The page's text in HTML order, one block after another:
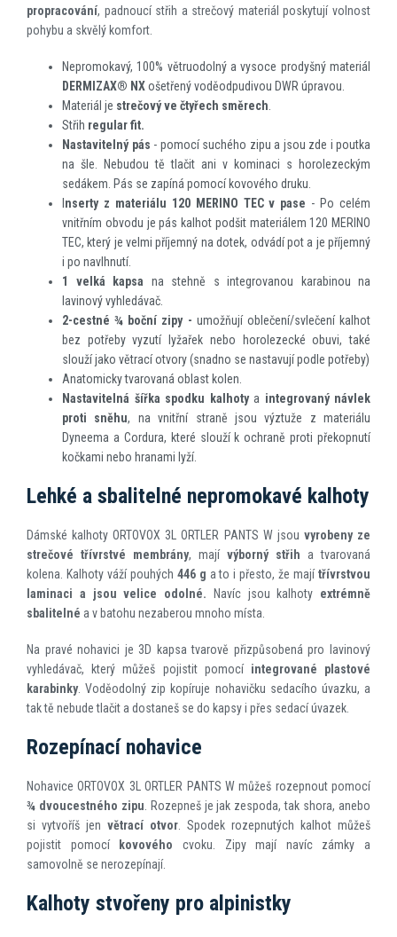
propracování, padnoucí střih a strečový materiál poskytují volnost
pohybu a skvělý komfort.
Nepromokavý, 100% větruodolný a vysoce prodyšný materiál
DERMIZAX® NXošetřený voděodpudivou DWR úpravou.
Materiál je strečový ve čtyřech směrech.
Střih regular fit.
Nastavitelný pás - pomocí suchého zipu a jsou zde i poutka
na šle. Nebudou tě ​​tlačit ani v kominaci s horolezeckým
sedákem. Pás se zapíná pomocí kovového druku.
nserty z materiálu 120 MERINO TEC v pase - Po celém
vnitřním obvodu je pás kalhot podšit materiálem 120 MERINO
TEC, který je velmi příjemný na dotek, odvádí pot a je příjemný
i po navlhnutí.
1 velká kapsa na stehně s integrovanou karabinou na
lavinový vyhledávač.
2-cestné ¾ boční zipy - umožňují oblečení/svlečení kalhot
bez potřeby vyzutí lyžařek nebo horolezecké obuvi, také
slouží jako větrací otvory (snadno se nastavují podle potřeby)
Anatomicky tvarovaná oblast kolen.
Nastavitelná šířka spodku kalhoty a integrovaný návlek
proti sněhu, na vnitřní straně jsou výztuže z materiálu
Dyneema a Cordura, které slouží k ochraně proti překopnutí
kočkami nebo hranami lyží.
Lehké a sbalitelné nepromokavé kalhoty
Dámské kalhoty ORTOVOX 3L ORTLER PANTS W jsou vyrobeny ze
strečové třívrstvé membrány, mají výborný střih a tvarovaná
kolena. Kalhoty váží pouhých 446 g a to i přesto, že majítřívrstvou
laminaci a jsou velice odolné. Navíc jsou kalhoty extrémně
sbalitelné a v batohu nezaberou mnoho místa.
Na pravé nohavici je 3D kapsa tvarově přizpůsobená pro lavinový
vyhledávač, který můžeš pojistit pomocí integrované plastové
karabinky. Voděodolný zip kopíruje nohavičku sedacího úvazku, a
tak tě nebude tlačit a dostaneš se do kapsy i přes sedací úvazek.
Rozepínací nohavice
Nohavice ORTOVOX 3L ORTLER PANTS W můžeš rozepnout pomocí
¾ dvoucestného zipu . Rozepneš je jak zespoda, tak shora, anebo
si vytvoříš jen větrací otvor . Spodek rozepnutých kalhot můžeš
pojistit pomocí
kovového cvoku. Zipy mají navíc zámky a
samovolně se nerozepínají.
Kalhoty stvořeny pro alpinistky